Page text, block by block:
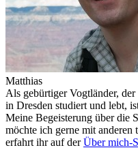
Matthias
Als gebürtiger Vogtländer,
in Dresden studiert und lebt,
Meine Begeisterung über die
möchte ich gerne mit
erfahrt ihr auf derÜber mich-